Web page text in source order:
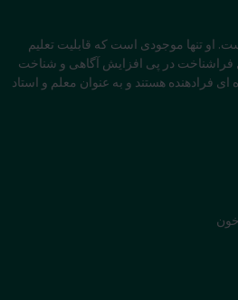
او تنها موجودی است که قابلیت تعلیم
فراشناخت در پی افزایش آگاهی و شناخت
فرادهنده هستند و به عنوان معلم و استاد